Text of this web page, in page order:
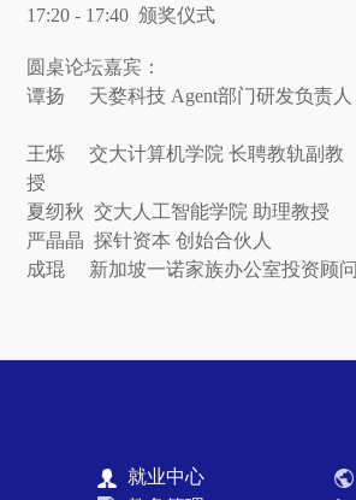
17:20 - 17:40 颁奖仪式
圆桌论坛嘉宾：
谭扬 天婺科技 Agent部门研发负责人
王烁 交大计算机学院 长聘教轨副教
授
夏纫秋 交大人工智能学院 助理教授
严晶晶 探针资本 创始合伙人
成琨 新加坡一诺家族办公室投资顾问
就业中心